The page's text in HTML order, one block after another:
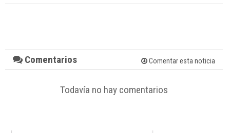
Comentarios Comentar esta noticia
Todavía no hay comentarios